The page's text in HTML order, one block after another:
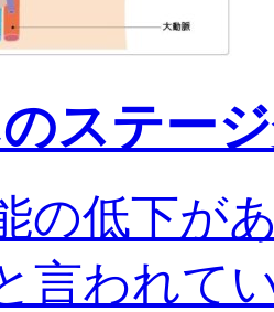
ステー
の低下が
言われて